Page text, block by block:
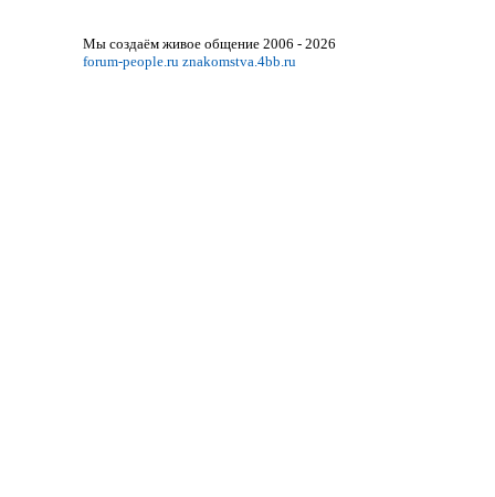
Мы создаём живое общение 2006 - 2026
forum-people.ru znakomstva.4bb.ru